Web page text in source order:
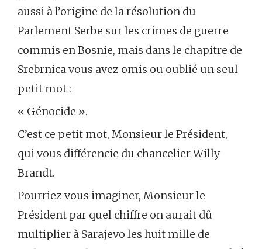
aussi à l’origine de la résolution du
Parlement Serbe sur les crimes de guerre
commis en Bosnie, mais dans le chapitre de
Srebrnica vous avez omis ou oublié un seul
petit mot :
« Génocide ».
C’est ce petit mot, Monsieur le Président,
qui vous différencie du chancelier Willy
Brandt.
Pourriez vous imaginer, Monsieur le
Président par quel chiffre on aurait dû
multiplier à Sarajevo les huit mille de